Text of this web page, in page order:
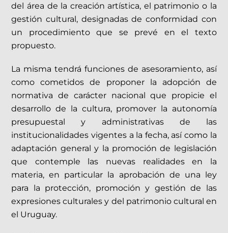
del área de la creación artística, el patrimonio o la
gestión cultural, designadas de conformidad con
un procedimiento que se prevé en el texto
propuesto.
La misma tendrá funciones de asesoramiento, así
como cometidos de proponer la adopción de
normativa de carácter nacional que propicie el
desarrollo de la cultura, promover la autonomía
presupuestal y administrativas de las
institucionalidades vigentes a la fecha, así como la
adaptación general y la promoción de legislación
que contemple las nuevas realidades en la
materia, en particular la aprobación de una ley
para la protección, promoción y gestión de las
expresiones culturales y del patrimonio cultural en
el Uruguay.